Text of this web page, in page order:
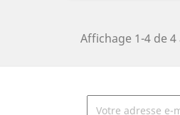
Affichage 1-4 de